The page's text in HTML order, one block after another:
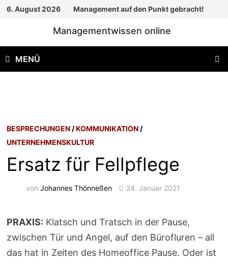
Zum
6. August 2026 Management auf den Punkt gebracht!
Managementwissen online
MENÜ
BESPRECHUNGEN /KOMMUNIKATION /
UNTERNEHMENSKULTUR
Ersatz für Fellpflege
vonJohannes Thönneßen 24. Januar 2021
PRAXIS: Klatsch und Tratsch in der Pause,
zwischen Tür und Angel, auf den Bürofluren – all
das hat in Zeiten des Homeoffice Pause. Oder ist